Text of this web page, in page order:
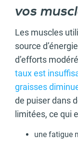
vos
Les muscles
source
d’efforts
taux est
graisses
de puiser dans
limitées, ce qui
une fatigue